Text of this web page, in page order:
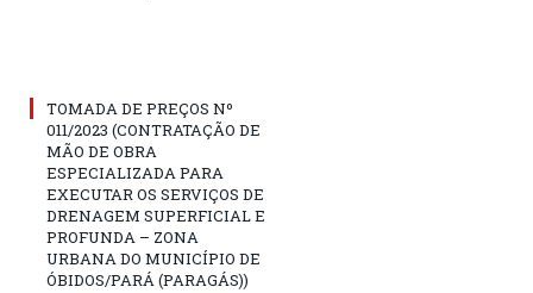
TOMADA DE PREÇOS Nº
011/2023 (CONTRATAÇÃO DE
MÃO DE OBRA
ESPECIALIZADA PARA
EXECUTAR OS SERVIÇOS DE
DRENAGEM SUPERFICIAL E
PROFUNDA – ZONA
URBANA DO MUNICÍPIO DE
ÓBIDOS/PARÁ (PARAGÁS))